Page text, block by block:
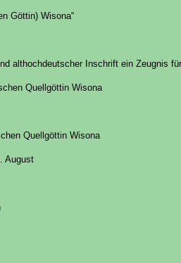
Göttin) Wisona“
althochdeutscher Inschrift ein Zeugnis für
Quellgöttin Wisona
Quellgöttin Wisona
August